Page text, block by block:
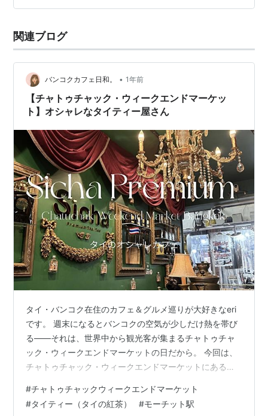
関連ブログ
バンコクカフェ日和。 • 1年前
【チャトゥチャック・ウィークエンドマーケッ
ト】オシャレなタイティー屋さん
タイ・バンコク在住のカフェ＆グルメ巡りが大好きなeri
です。 週末になるとバンコクの空気が少しだけ熱を帯び
る――それは、世界中から観光客が集まるチャトゥチャ
ック・ウィークエンドマーケットの日だから。 今回は、
チャトゥチャック・ウィークエンドマーケットにあるオ
について紹介します。 チャトゥチャックにオシャレなお
店はあるの？と思いつつ行ったらゴールドとグリーンを
#チャトゥチャックウィークエンドマーケット
#タイティー（タイの紅茶） #モーチット駅